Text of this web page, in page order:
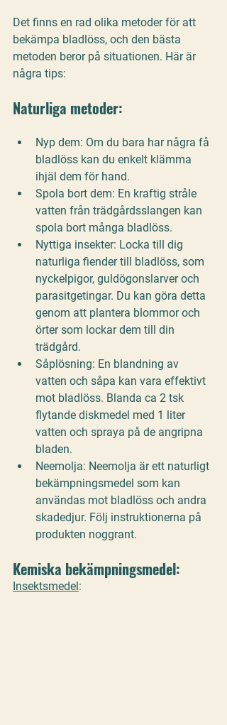
Det finns en rad olika metoder för att
bekämpa bladlöss, och den bästa
metoden beror på situationen. Här är
några tips:
Naturliga metoder:
Nyp dem: Om du bara har några få
bladlöss kan du enkelt klämma
ihjäl dem för hand.
Spola bort dem: En kraftig stråle
vatten från trädgårdsslangen kan
spola bort många bladlöss.
Nyttiga insekter: Locka till dig
naturliga fiender till bladlöss, som
nyckelpigor, guldögonslarver och
parasitgetingar. Du kan göra detta
genom att plantera blommor och
örter som lockar dem till din
trädgård.
Såplösning: En blandning av
vatten och såpa kan vara effektivt
mot bladlöss. Blanda ca 2 tsk
flytande diskmedel med 1 liter
vatten och spraya på de angripna
bladen.
Neemolja: Neemolja är ett naturligt
bekämpningsmedel som kan
användas mot bladlöss och andra
skadedjur. Följ instruktionerna på
produkten noggrant.
Kemiska bekämpningsmedel:
Insektsmedel :